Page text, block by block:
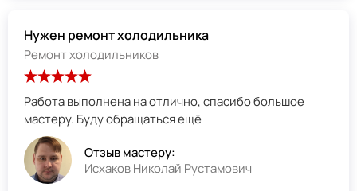
Нужен ремонт холодильника
Ремонт холодильников
Работа выполнена на отлично, спасибо большое
мастеру. Буду обращаться ещё
Отзыв мастеру:
Исхаков Николай Рустамович